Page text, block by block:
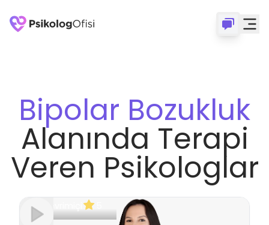
Bipolar Bozukluk
Alanında Terapi
Veren Psikologlar